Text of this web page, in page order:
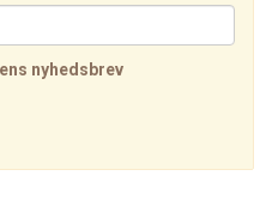
nyhedsbrev